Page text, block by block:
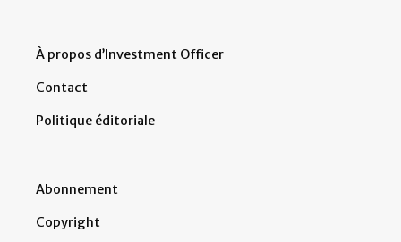
À propos d’Investment Officer
Contact
Politique éditoriale
Abonnement
Copyright